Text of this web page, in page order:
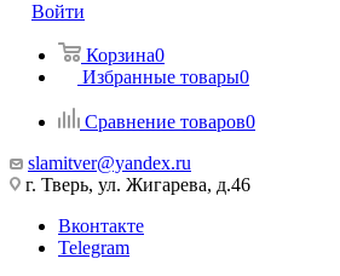
Войти
Корзина0
Избранные товары0
Сравнение товаров0
slamitver@yandex.ru
г. Тверь, ул. Жигарева, д.46
Вконтакте
Telegram